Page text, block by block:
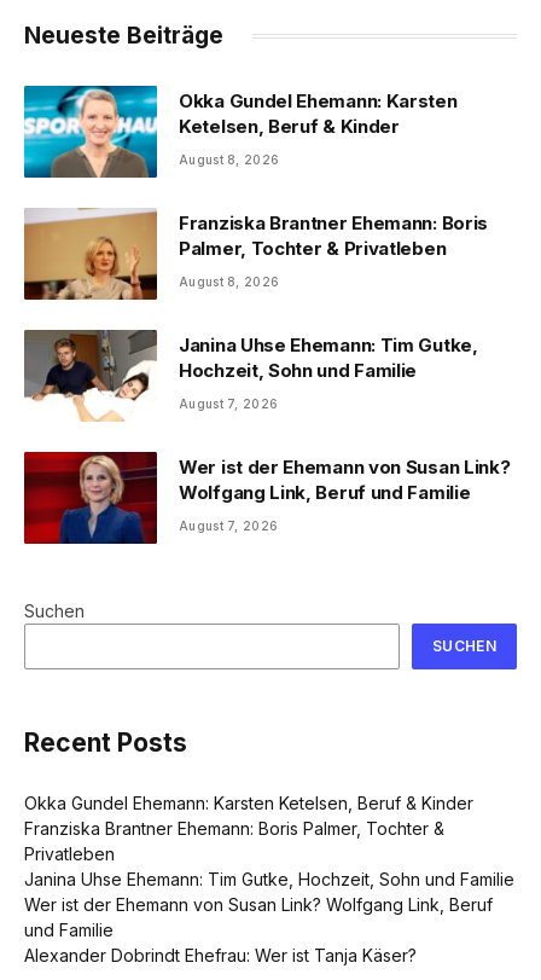
Neueste Beiträge
Okka Gundel Ehemann: Karsten
Ketelsen, Beruf & Kinder
August 8, 2026
Franziska Brantner Ehemann: Boris
Palmer, Tochter & Privatleben
August 8, 2026
Janina Uhse Ehemann: Tim Gutke,
Hochzeit, Sohn und Familie
August 7, 2026
Wer ist der Ehemann von Susan Link?
Wolfgang Link, Beruf und Familie
August 7, 2026
Suchen
SUCHEN
Recent Posts
Okka Gundel Ehemann: Karsten Ketelsen, Beruf & Kinder
Franziska Brantner Ehemann: Boris Palmer, Tochter &
Privatleben
Janina Uhse Ehemann: Tim Gutke, Hochzeit, Sohn und Familie
Wer ist der Ehemann von Susan Link? Wolfgang Link, Beruf
und Familie
Alexander Dobrindt Ehefrau: Wer ist Tanja Käser?